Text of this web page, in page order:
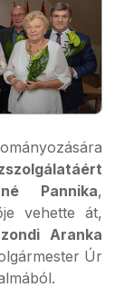
Pannika,
vehette át,
Aranka
Úr